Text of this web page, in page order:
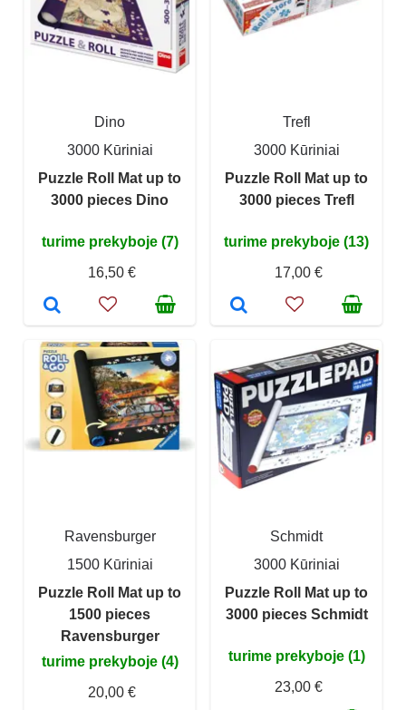
Dino
3000 Kūriniai
Puzzle Roll Mat up to
3000 pieces Dino
turime prekyboje (7)
16,50 €
Trefl
3000 Kūriniai
Puzzle Roll Mat up to
3000 pieces Trefl
turime prekyboje (13)
17,00 €
Ravensburger
1500 Kūriniai
Puzzle Roll Mat up to
1500 pieces
Ravensburger
turime prekyboje (4)
20,00 €
Schmidt
3000 Kūriniai
Puzzle Roll Mat up to
3000 pieces Schmidt
turime prekyboje (1)
23,00 €